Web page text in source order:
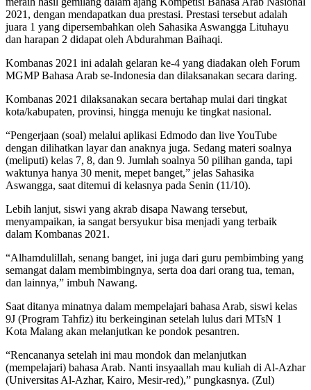
2021, dengan mendapatkan dua prestasi. Prestasi tersebut adalah
juara 1 yang dipersembahkan oleh Sahasika Aswangga Lituhayu
dan harapan 2 didapat oleh Abdurahman Baihaqi.
Kombanas 2021 ini adalah gelaran ke-4 yang diadakan oleh Forum
MGMP Bahasa Arab se-Indonesia dan dilaksanakan secara daring.
Kombanas 2021 dilaksanakan secara bertahap mulai dari tingkat
kota/kabupaten, provinsi, hingga menuju ke tingkat nasional.
“Pengerjaan (soal) melalui aplikasi Edmodo dan live YouTube
dengan dilihatkan layar dan anaknya juga. Sedang materi soalnya
(meliputi) kelas 7, 8, dan 9. Jumlah soalnya 50 pilihan ganda, tapi
waktunya hanya 30 menit, mepet banget,” jelas Sahasika
Aswangga, saat ditemui di kelasnya pada Senin (11/10).
Lebih lanjut, siswi yang akrab disapa Nawang tersebut,
menyampaikan, ia sangat bersyukur bisa menjadi yang terbaik
dalam Kombanas 2021.
“Alhamdulillah, senang banget, ini juga dari guru pembimbing yang
semangat dalam membimbingnya, serta doa dari orang tua, teman,
dan lainnya,” imbuh Nawang.
Saat ditanya minatnya dalam mempelajari bahasa Arab, siswi kelas
9J (Program Tahfiz) itu berkeinginan setelah lulus dari MTsN 1
Kota Malang akan melanjutkan ke pondok pesantren.
“Rencananya setelah ini mau mondok dan melanjutkan
(mempelajari) bahasa Arab. Nanti insyaallah mau kuliah di Al-Azhar
(Universitas Al-Azhar, Kairo, Mesir-red),” pungkasnya. (Zul)